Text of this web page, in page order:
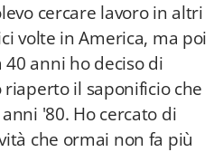
cercare lavoro in altri
volte in America, ma poi
anni ho deciso di
il saponificio che
'80. Ho cercato di
che ormai non fa più